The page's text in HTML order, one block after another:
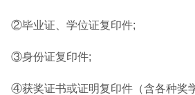
②毕业证、学位证复印件;
③身份证复印件;
④获奖证书或证明复印件（含各种奖